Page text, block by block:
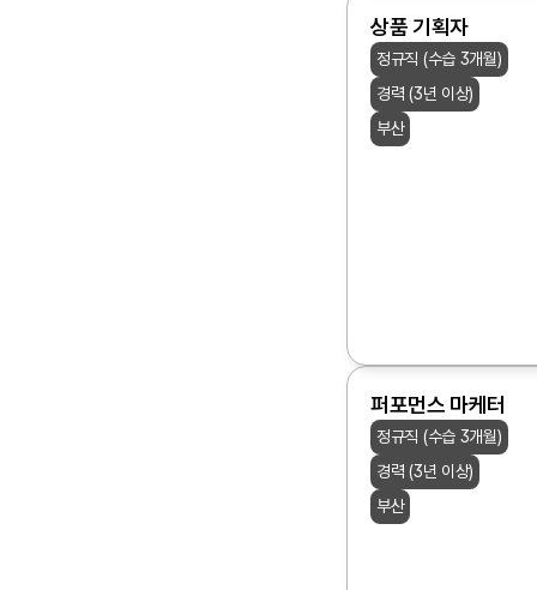
상품 기획자
정규직 (수습 3개월)
경력 (3년 이상)
부산
퍼포먼스 마케터
정규직 (수습 3개월)
경력 (3년 이상)
부산